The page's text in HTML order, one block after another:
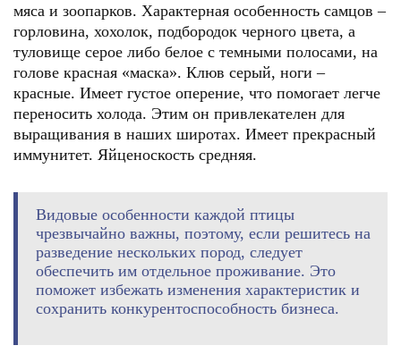
мяса и зоопарков. Характерная особенность самцов –
горловина, хохолок, подбородок черного цвета, а
туловище серое либо белое с темными полосами, на
голове красная «маска». Клюв серый, ноги –
красные. Имеет густое оперение, что помогает легче
переносить холода. Этим он привлекателен для
выращивания в наших широтах. Имеет прекрасный
иммунитет. Яйценоскость средняя.
Видовые особенности каждой птицы
чрезвычайно важны, поэтому, если решитесь на
разведение нескольких пород, следует
обеспечить им отдельное проживание. Это
поможет избежать изменения характеристик и
сохранить конкурентоспособность бизнеса.